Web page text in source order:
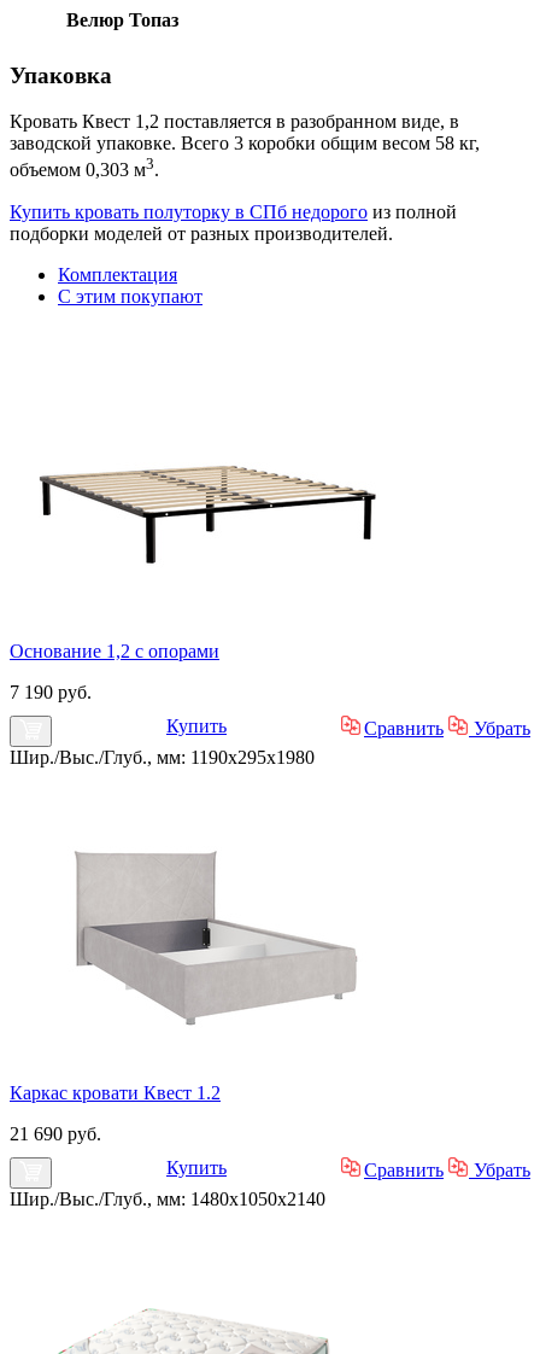
Велюр Топаз
Упаковка
Кровать Квест 1,2 поставляется в разобранном виде, в
заводской упаковке. Всего 3 коробки общим весом 58 кг,
объемом 0,303 м3.
Купить кровать полуторку в СПб недорого из полной
подборки моделей от разных производителей.
Комплектация
С этим покупают
Основание 1,2 с опорами
7 190 руб.
Купить
Сравнить
Убрать
Шир./Выс./Глуб., мм: 1190x295x1980
Каркас кровати Квест 1.2
21 690 руб.
Купить
Сравнить
Убрать
Шир./Выс./Глуб., мм: 1480x1050x2140